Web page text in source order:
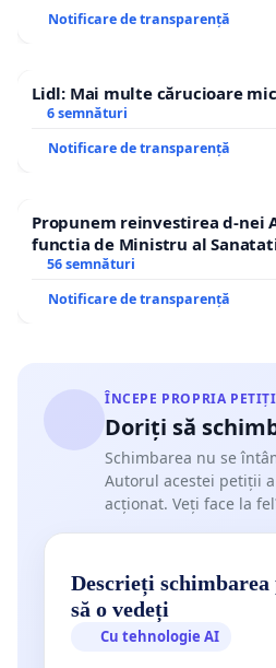
Notificare de transparență
Lidl: Mai multe cărucioare
6 semnături
Notificare de transparență
Propunem reinvestirea d-nei
functia de Ministru al
56 semnături
Notificare de transparență
ÎNCEPE PROPRIA
Doriți să
Schimbarea nu se
Autorul acestei petiții
acționat. Veți face la
Descrieți
să o vedeți
Cu tehnologie AI